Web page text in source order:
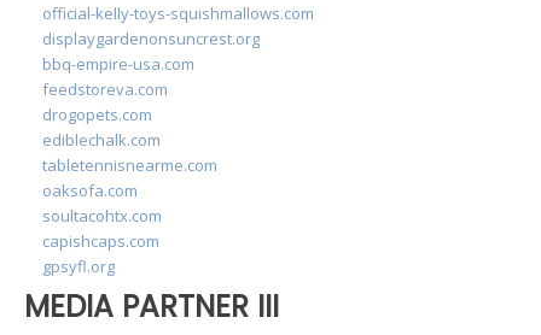
official-kelly-toys-squishmallows.com
displaygardenonsuncrest.org
bbq-empire-usa.com
feedstoreva.com
drogopets.com
ediblechalk.com
tabletennisnearme.com
oaksofa.com
soultacohtx.com
capishcaps.com
gpsyfl.org
MEDIA PARTNER III